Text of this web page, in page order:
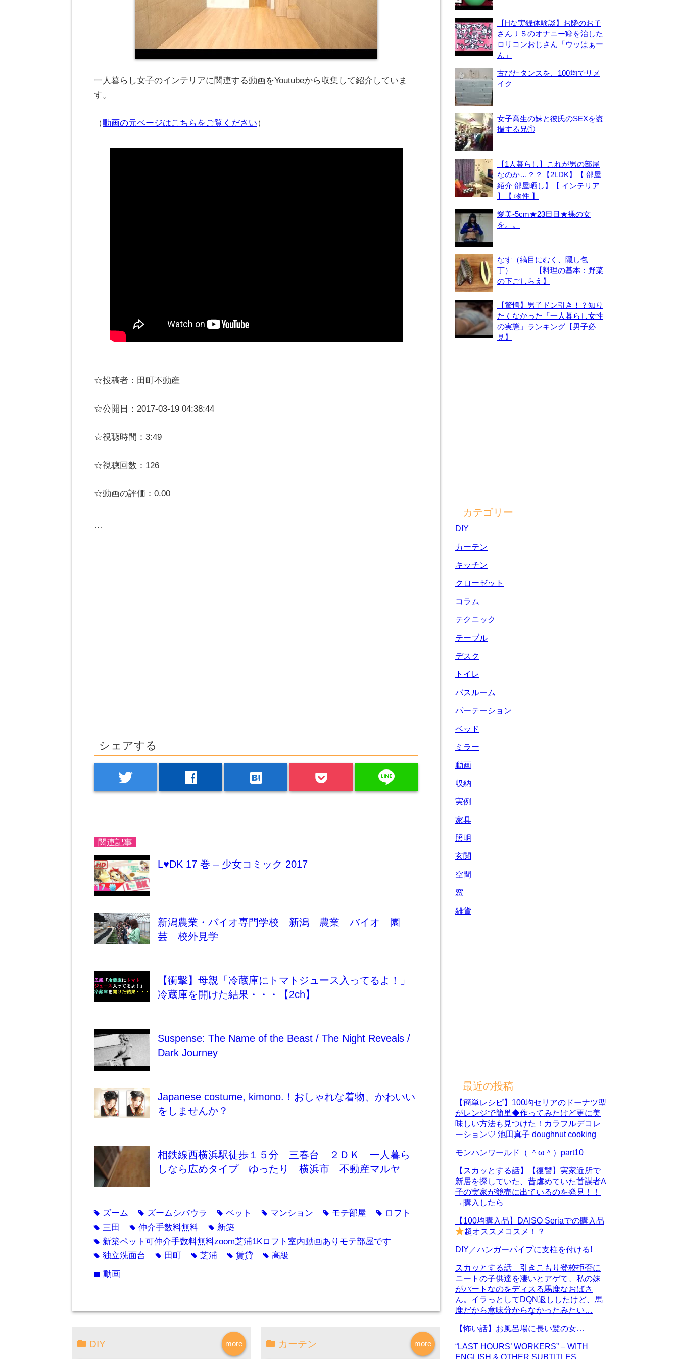
一人暮らし女子のインテリアに関連する動画をYoutubeから収集して紹介していま
す。
（動画の元ページはこちらをご覧ください）
☆投稿者：田町不動産
☆公開日：2017-03-19 04:38:44
☆視聴時間：3:49
☆視聴回数：126
☆動画の評価：0.00
…
シェアする
twitter facebook hatenabookmark line
関連記事
L♥DK 17 巻 – 少女コミック 2017
新潟農業・バイオ専門学校 新潟 農業 バイオ 園
芸 校外見学
【衝撃】母親「冷蔵庫にトマトジュース入ってるよ！」
冷蔵庫を開けた結果・・・【2ch】
Suspense: The Name of the Beast / The Night Reveals /
Dark Journey
Japanese costume, kimono.！おしゃれな着物、かわいい
をしませんか？
相鉄線西横浜駅徒歩１５分 三春台 ２ＤＫ 一人暮ら
しなら広めタイプ ゆったり 横浜市 不動産マルヤ
tag ズーム tag ズームシバウラ tag ペット tag マンション tag モテ部屋 tag ロフト
tag 三田 tag 仲介手数料無料 tag 新築
tag 新築ペット可仲介手数料無料zoom芝浦1Kロフト室内動画ありモテ部屋です
tag 独立洗面台 tag 田町 tag 芝浦 tag 賃貸 tag 高級
folder 動画
more
DIY more
カーテン
【Hな実録体験談】お隣のお子
さんＪＳのオナニー癖を治した
ロリコンおじさん「ウッはぁー
ん」
古びたタンスを、100均でリメ
イク
女子高生の妹と彼氏のSEXを盗
撮する兄①
【1人暮らし】これが男の部屋
なのか…？？【2LDK】【 部屋
紹介 部屋晒し】【 インテリア
】【 物件 】
愛美-5cm★23日目★裸の女
を。。
なす（縞目にむく、隠し包
丁） 【料理の基本：野菜
の下ごしらえ】
【驚愕】男子ドン引き！？知り
たくなかった「一人暮らし女性
の実態」ランキング【男子必
見】
カテゴリー
DIY
カーテン
キッチン
クローゼット
コラム
テクニック
テーブル
デスク
トイレ
バスルーム
パーテーション
ベッド
ミラー
動画
収納
実例
家具
照明
玄関
空間
窓
雑貨
最近の投稿
【簡単レシピ】100均セリアのドーナツ型
がレンジで簡単◆作ってみたけど更に美
味しい方法も見つけた！カラフルデコレ
ーション♡ 池田真子 doughnut cooking
モンハンワールド（ ＾ω＾）part10
【スカッとする話】【復讐】実家近所で
新居を探していた、昔虐めていた首謀者A
子の実家が競売に出ているのを発見！！
→購入したら
【100均購入品】DAISO Seriaでの購入品
超オススメコスメ！？
DIY／ハンガーパイプに支柱を付ける!
スカッとする話 引きこもり登校拒否に
ニートの子供達を凄いとアゲて、私の妹
がパートなのをディスる馬鹿なおばさ
ん。イラっとしてDQN返ししたけど、馬
鹿だから意味分からなかったみたい…
【怖い話】お風呂場に長い髪の女…
“LAST HOURS’ WORKERS” – WITH
ENGLISH & OTHER SUBTITLES